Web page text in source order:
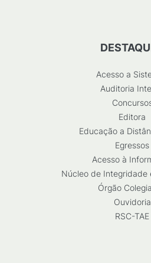
Acesso a
Auditoria
Editora
Educação a
Egressos
Acesso à
Núcleo de Integridade
Órgão
Ouvidoria
RSC-TAE